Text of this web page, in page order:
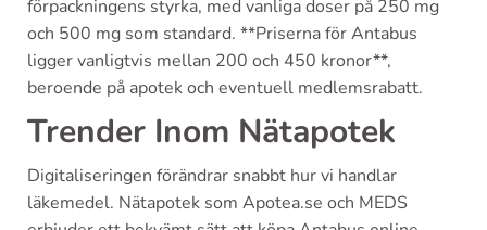
förpackningens styrka, med vanliga doser på 250 mg
och 500 mg som standard. **Priserna för Antabus
ligger vanligtvis mellan 200 och 450 kronor**,
beroende på apotek och eventuell medlemsrabatt.
Trender Inom Nätapotek
Digitaliseringen förändrar snabbt hur vi handlar
läkemedel. Nätapotek som Apotea.se och MEDS